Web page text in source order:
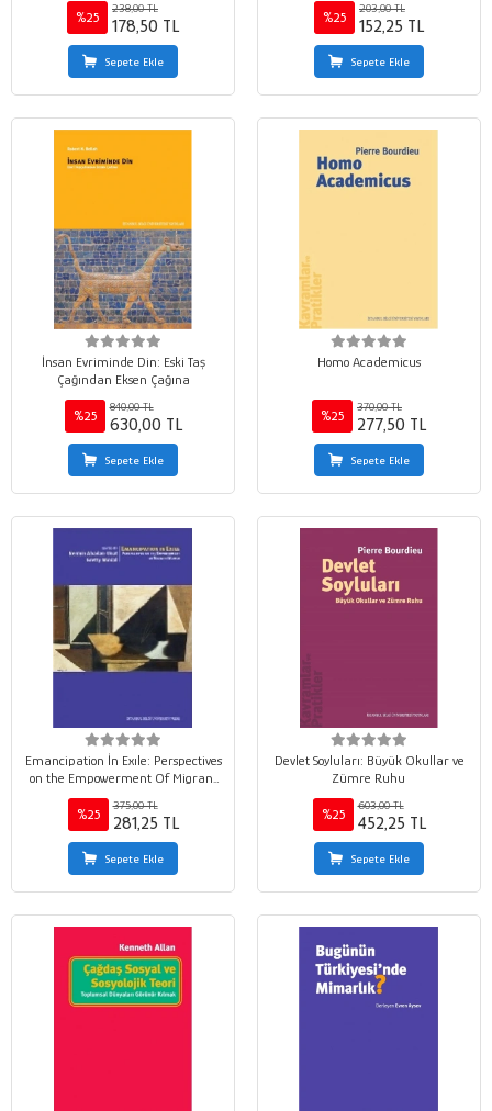
%25
238,00 TL
178,50 TL
Sepete Ekle
%25
203,00 TL
152,25 TL
Sepete Ekle
İnsan Evriminde Din: Eski Taş
Çağından Eksen Çağına
%25
840,00 TL
630,00 TL
Sepete Ekle
Homo Academicus
%25
370,00 TL
277,50 TL
Sepete Ekle
Emancipation İn Exıle: Perspectives
on the Empowerment Of Migrant
Women
%25
375,00 TL
281,25 TL
Sepete Ekle
Devlet Soyluları: Büyük Okullar ve
Zümre Ruhu
%25
603,00 TL
452,25 TL
Sepete Ekle